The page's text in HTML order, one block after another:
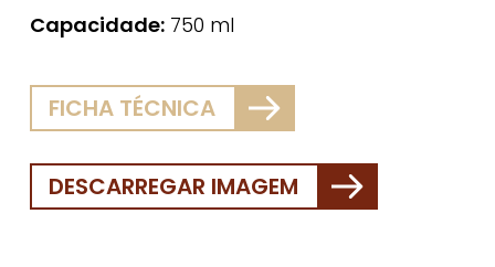
Capacidade:750 ml
FICHA TÉCNICA
DESCARREGAR IMAGEM